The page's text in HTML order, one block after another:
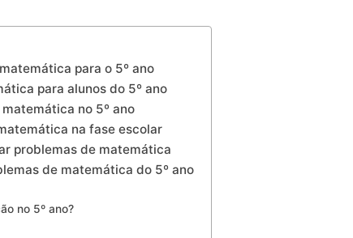
para o 5º ano
para alunos do 5º ano
no 5º ano
na fase escolar
problemas de matemática
de matemática do 5º ano
no 5º ano?